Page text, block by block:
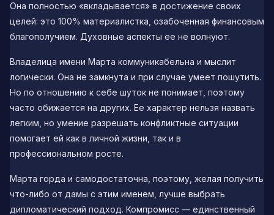
Она полностью «вкладывается» в достижение своих
целей: это 100% материалистка, озабоченная финансовым
благополучием. Духовные аспекты ее не волнуют.
Владелица имени Марта коммуникабельна и мыслит
логически. Она не замкнута и при случае умеет пошутить.
Но по отношению к себе шуток не понимает, поэтому
часто обижается на других. Ее характер нельзя назвать
легким, но умение разрешать конфликтные ситуации
помогает ей как в личной жизни, так и в
профессиональном росте.
Марта горда и самодостаточна, поэтому, желая получить
что-либо от дамы с этим именем, лучше выбрать
дипломатический подход. Компромисс — единственный